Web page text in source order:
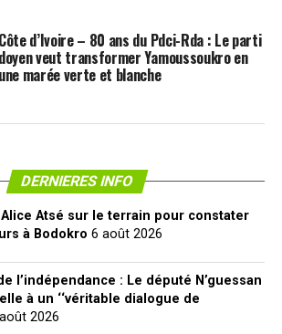
Côte d’Ivoire – 80 ans du Pdci-Rda : Le parti
doyen veut transformer Yamoussoukro en
une marée verte et blanche
DERNIERES INFO
Atsé sur le terrain pour constater
à Bodokro 6 août 2026
l’indépendance : Le député N’guessan
à un ‘‘véritable dialogue de
2026